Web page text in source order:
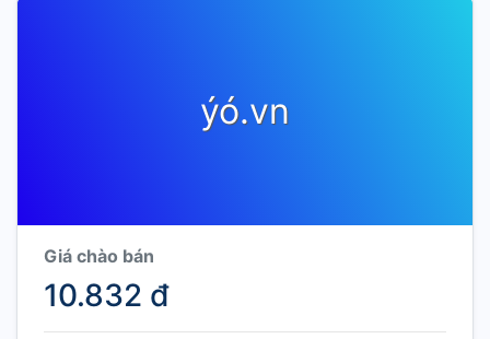
ýó.vn
Giá chào bán
10.832 đ